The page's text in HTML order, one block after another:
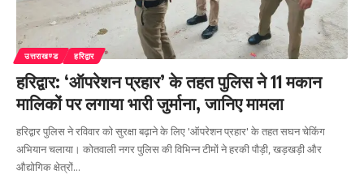
उत्तराखण्ड हरिद्वार
हरिद्वार: ‘ऑपरेशन प्रहार’ के तहत पुलिस ने 11 मकान
मालिकों पर लगाया भारी जुर्माना, जानिए मामला
हरिद्वार पुलिस ने रविवार को सुरक्षा बढ़ाने के लिए 'ऑपरेशन प्रहार' के तहत सघन चेकिंग
अभियान चलाया। कोतवाली नगर पुलिस की विभिन्न टीमों ने हरकी पौड़ी, खड़खड़ी और
औद्योगिक क्षेत्रों…